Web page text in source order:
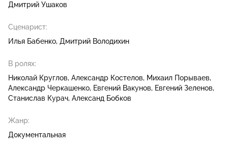
Дмитрий Ушаков
Сценарист:
Илья Бабенко Дмитрий Володихин
В ролях:
Николай Круглов Александр Костелов
Михаил Порываев
Александр Черкашенко Евгений Вакунов
Евгений Зеленов
Станислав Курач Александ Бобков
Жанр:
Документальная